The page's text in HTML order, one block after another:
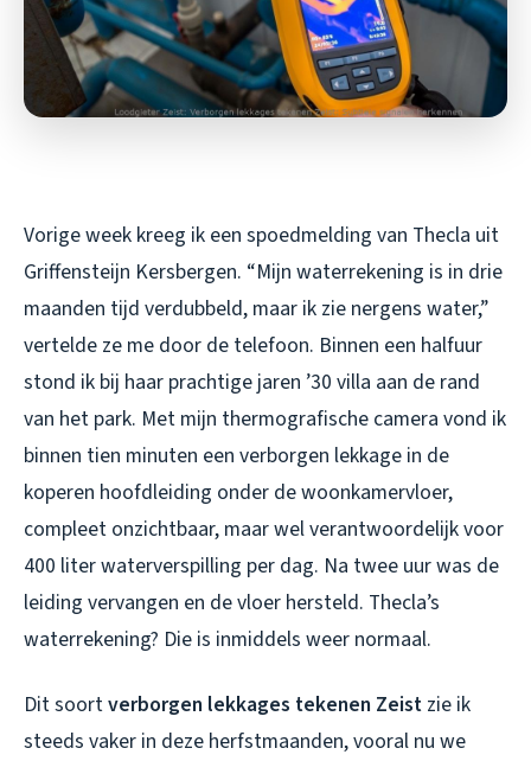
Vorige week kreeg ik een spoedmelding van Thecla uit
Griffensteijn Kersbergen. “Mijn waterrekening is in drie
maanden tijd verdubbeld, maar ik zie nergens water,”
vertelde ze me door de telefoon. Binnen een halfuur
stond ik bij haar prachtige jaren ’30 villa aan de rand
van het park. Met mijn thermografische camera vond ik
binnen tien minuten een verborgen lekkage in de
koperen hoofdleiding onder de woonkamervloer,
compleet onzichtbaar, maar wel verantwoordelijk voor
400 liter waterverspilling per dag. Na twee uur was de
leiding vervangen en de vloer hersteld. Thecla’s
waterrekening? Die is inmiddels weer normaal.
Dit soortverborgen lekkages tekenen Zeist zie ik
steeds vaker in deze herfstmaanden, vooral nu we